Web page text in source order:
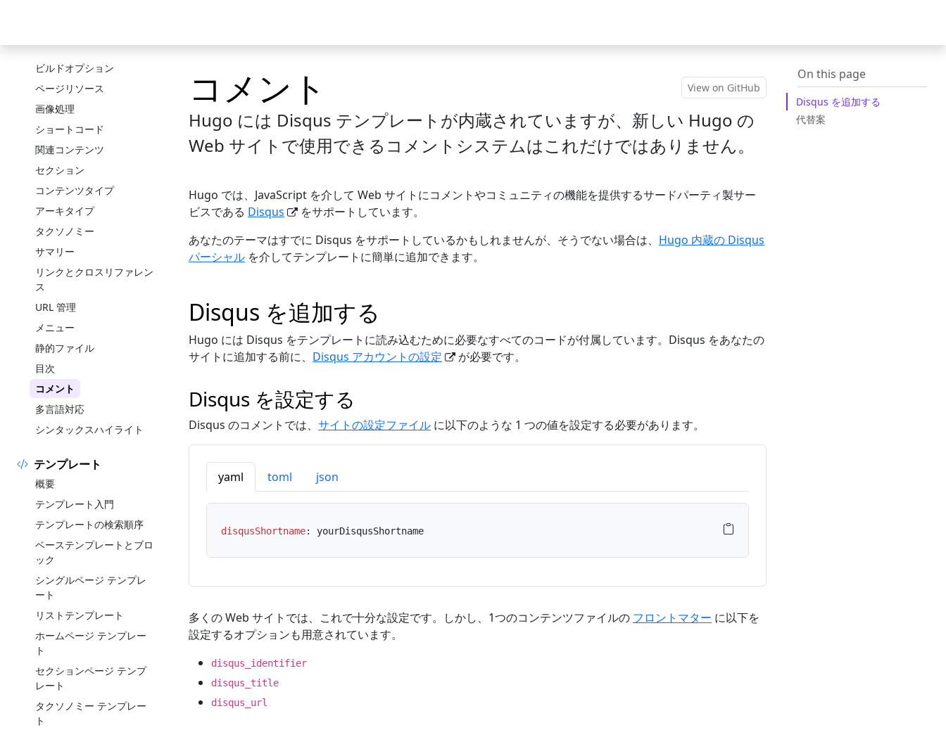
フロントマター
ビルドオプション
ページリソース
画像処理
ショートコード
関連コンテンツ
セクション
コンテンツタイプ
アーキタイプ
タクソノミー
サマリー
リンクとクロスリファレン
ス
URL 管理
メニュー
静的ファイル
目次
コメント
多言語対応
シンタックスハイライト
テンプレート
概要
テンプレート入門
テンプレートの検索順序
ベーステンプレートとブロ
ック
シングルページ テンプレ
ート
リストテンプレート
ホームページ テンプレー
ト
セクションページ テンプ
レート
タクソノミー テンプレー
ト
View on GitHub
コメント
Hugo には Disqus テンプレートが内蔵されていますが、新しい Hugo の
Web サイトで使用できるコメントシステムはこれだけではありません。
On this page
Disqus を追加する
代替案
Hugo では、JavaScript を介して Web サイトにコメントやコミュニティの機能を提供するサードパーティ製サー
ビスである Disqus
をサポートしています。
あなたのテーマはすでに Disqus をサポートしているかもしれませんが、そうでない場合は、 Hugo 内蔵の Disqus
パーシャル を介してテンプレートに簡単に追加できます。
Disqus を追加する
Hugo には Disqus をテンプレートに読み込むために必要なすべてのコードが付属しています。Disqus をあなたの
サイトに追加する前に、 Disqus アカウントの設定 が必要です。
Disqus を設定する
Disqus のコメントでは、 サイトの設定ファイル に以下のような 1 つの値を設定する必要があります。
yaml toml json
disqusShortname: yourDisqusShortname
多くの Web サイトでは、これで十分な設定です。しかし、1つのコンテンツファイルの フロントマター に以下を
設定するオプションも用意されています。
disqus_identifier
disqus_title
disqus_url